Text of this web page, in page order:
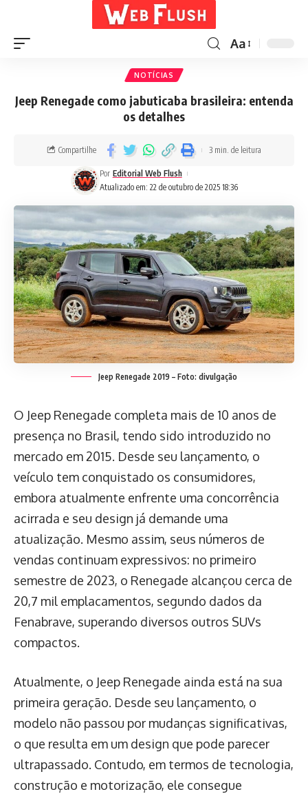
Aa
NOTÍCIAS
Jeep Renegade como jabuticaba brasileira: entenda
os detalhes
Atualizado em: 22 de outubro de 2025 18:36
Por Editorial Web Flush
Compartilhe 3 min. de leitura
Jeep Renegade 2019 – Foto: divulgação
O Jeep Renegade completa mais de 10 anos de
presença no Brasil, tendo sido introduzido no
mercado em 2015. Desde seu lançamento, o
veículo tem conquistado os consumidores,
embora atualmente enfrente uma concorrência
acirrada e seu design já demande uma
atualização. Mesmo assim, seus números de
vendas continuam expressivos: no primeiro
semestre de 2023, o Renegade alcançou cerca de
20,7 mil emplacamentos, segundo dados da
Fenabrave, superando diversos outros SUVs
compactos.
Atualmente, o Jeep Renegade ainda está na sua
primeira geração. Desde seu lançamento, o
modelo não passou por mudanças significativas,
o que resulta em um design que pode parecer
ultrapassado. Contudo, em termos de tecnologia,
construção e motorização, ele consegue